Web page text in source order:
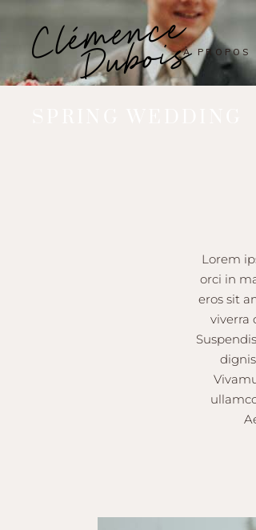
À PROPOS
Lorem
orci in
eros sit
viverra